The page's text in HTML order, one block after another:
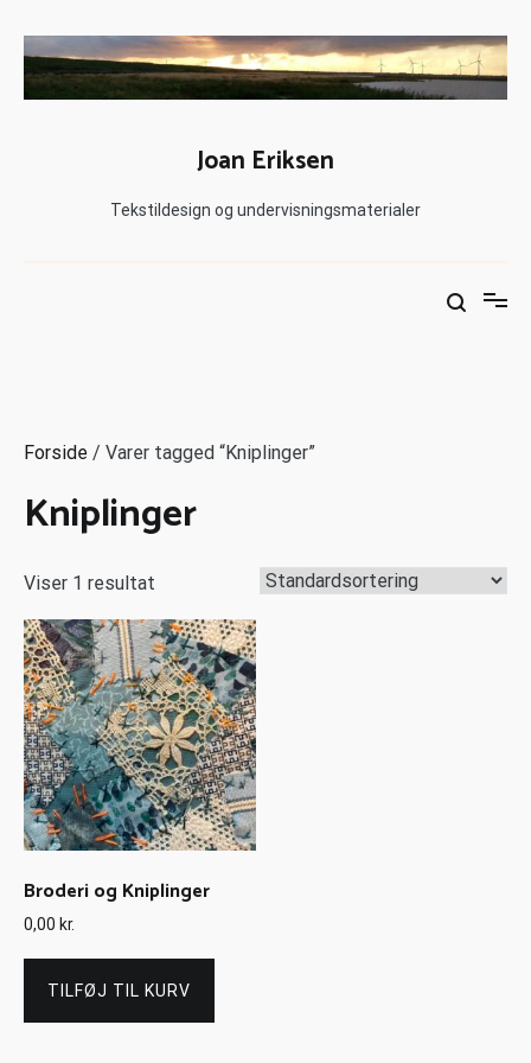
Joan Eriksen
Tekstildesign og undervisningsmaterialer
Forside / Varer tagged “Kniplinger”
Kniplinger
Viser 1 resultat
Broderi og Kniplinger
0,00 kr.
TILFØJ TIL KURV